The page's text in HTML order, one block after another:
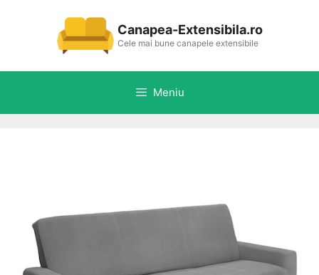
Canapea-Extensibila.ro
Cele mai bune canapele extensibile
Meniu